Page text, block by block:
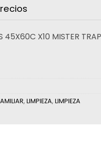
45X60C X10 MISTER
, LIMPIEZA, LIMPIEZA